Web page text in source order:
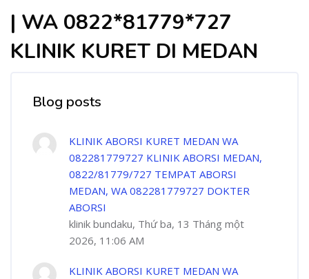
| WA 0822*81779*727
KLINIK KURET DI MEDAN
Blog posts
KLINIK ABORSI KURET MEDAN WA
082281779727 KLINIK ABORSI MEDAN,
0822/81779/727 TEMPAT ABORSI
MEDAN, WA 082281779727 DOKTER
ABORSI
klinik bundaku, Thứ ba, 13 Tháng một
2026, 11:06 AM
KLINIK ABORSI KURET MEDAN WA